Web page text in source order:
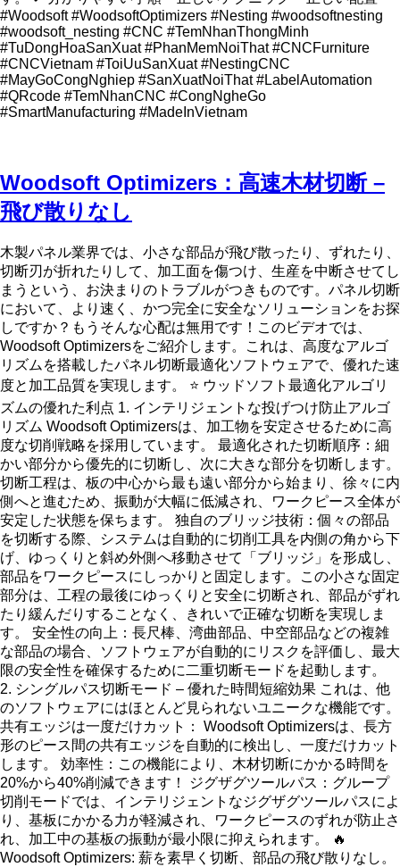
#Woodsoft #WoodsoftOptimizers #Nesting #woodsoftnesting
#woodsoft_nesting #CNC #TemNhanThongMinh
#TuDongHoaSanXuat #PhanMemNoiThat #CNCFurniture
#CNCVietnam #ToiUuSanXuat #NestingCNC
#MayGoCongNghiep #SanXuatNoiThat #LabelAutomation
#QRcode #TemNhanCNC #CongNgheGo
#SmartManufacturing #MadeInVietnam
Woodsoft Optimizers：高速木材切断 –
飛び散りなし
木製パネル業界では、小さな部品が飛び散ったり、ずれたり、
切断刃が折れたりして、加工面を傷つけ、生産を中断させてし
まうという、お決まりのトラブルがつきものです。パネル切断
において、より速く、かつ完全に安全なソリューションをお探
しですか？もうそんな心配は無用です！このビデオでは、
Woodsoft Optimizersをご紹介します。これは、高度なアルゴ
リズムを搭載したパネル切断最適化ソフトウェアで、優れた速
度と加工品質を実現します。 ⭐ ウッドソフト最適化アルゴリ
ズムの優れた利点 1. インテリジェントな投げつけ防止アルゴ
リズム Woodsoft Optimizersは、加工物を安定させるために高
度な切削戦略を採用しています。 最適化された切断順序：細
かい部分から優先的に切断し、次に大きな部分を切断します。
切断工程は、板の中心から最も遠い部分から始まり、徐々に内
側へと進むため、振動が大幅に低減され、ワークピース全体が
安定した状態を保ちます。 独自のブリッジ技術：個々の部品
を切断する際、システムは自動的に切削工具を内側の角から下
げ、ゆっくりと斜め外側へ移動させて「ブリッジ」を形成し、
部品をワークピースにしっかりと固定します。この小さな固定
部分は、工程の最後にゆっくりと安全に切断され、部品がずれ
たり緩んだりすることなく、きれいで正確な切断を実現しま
す。 安全性の向上：長尺棒、湾曲部品、中空部品などの複雑
な部品の場合、ソフトウェアが自動的にリスクを評価し、最大
限の安全性を確保するために二重切断モードを起動します。
2. シングルパス切断モード – 優れた時間短縮効果 これは、他
のソフトウェアにはほとんど見られないユニークな機能です。
共有エッジは一度だけカット： Woodsoft Optimizersは、長方
形のピース間の共有エッジを自動的に検出し、一度だけカット
します。 効率性：この機能により、木材切断にかかる時間を
20%から40%削減できます！ ジグザグツールパス：グループ
切削モードでは、インテリジェントなジグザグツールパスによ
り、基板にかかる力が軽減され、ワークピースのずれが防止さ
れ、加工中の基板の振動が最小限に抑えられます。 🔥
Woodsoft Optimizers: 薪を素早く切断、部品の飛び散りなし。